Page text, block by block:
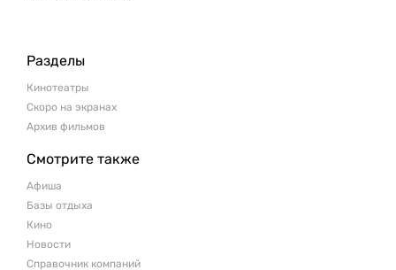
Разделы
Кинотеатры
Скоро на экранах
Архив фильмов
Смотрите также
Афиша
Базы отдыха
Кино
Новости
Справочник компаний